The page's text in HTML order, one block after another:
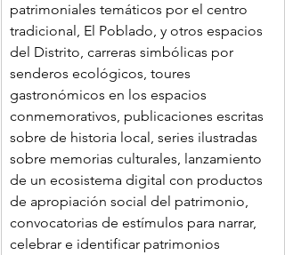
patrimoniales temáticos por el centro
tradicional, El Poblado, y otros espacios
del Distrito, carreras simbólicas por
senderos ecológicos, toures
gastronómicos en los espacios
conmemorativos, publicaciones escritas
sobre de historia local, series ilustradas
sobre memorias culturales, lanzamiento
de un ecosistema digital con productos
de apropiación social del patrimonio,
convocatorias de estímulos para narrar,
celebrar e identificar patrimonios